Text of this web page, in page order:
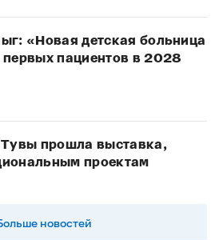
«Новая детская больница
пациентов в 2028
Тувы прошла выставка,
проектам
новостей